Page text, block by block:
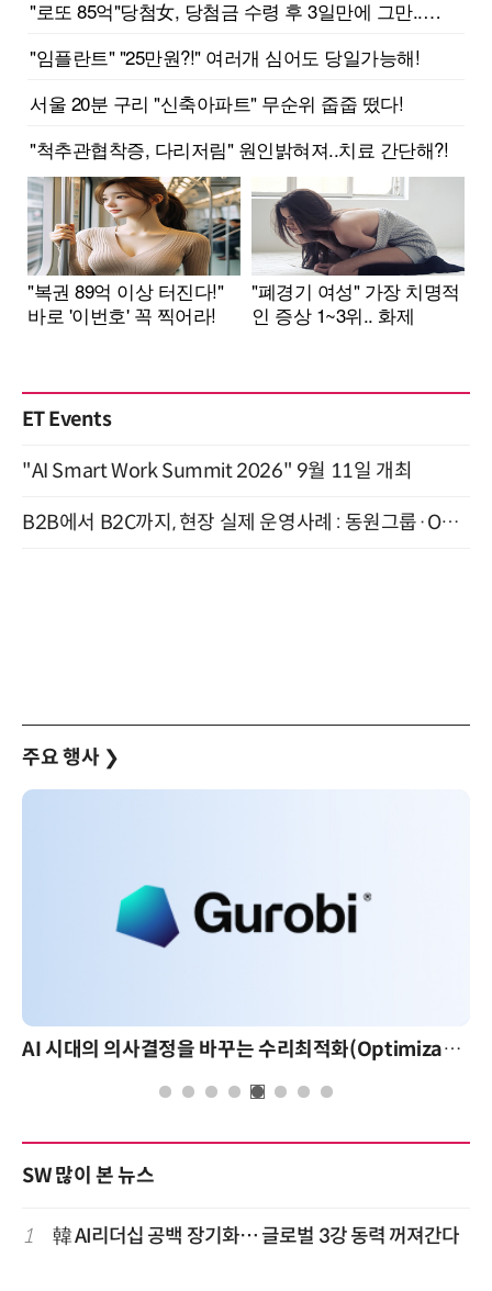
ET Events
"AI Smart Work Summit 2026" 9월 11일 개최
B2B에서 B2C까지, 현장 실제 운영사례 : 동원그룹·OCI·다이닝브랜즈그룹·당근 (8/27)
주요 행사 ❯
AI 시대의 의사결정을 바꾸는 수리최적화(Optimization): 실제 산업 적용 사례와 활용 전략
SW 많이 본 뉴스
1 韓 AI리더십 공백 장기화… 글로벌 3강 동력 꺼져간다